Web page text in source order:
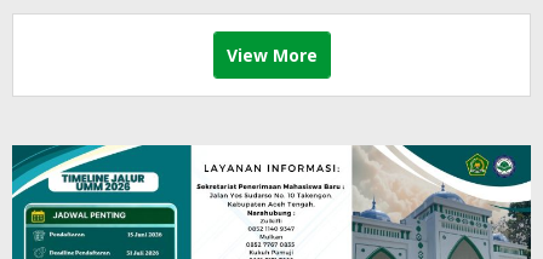
View More